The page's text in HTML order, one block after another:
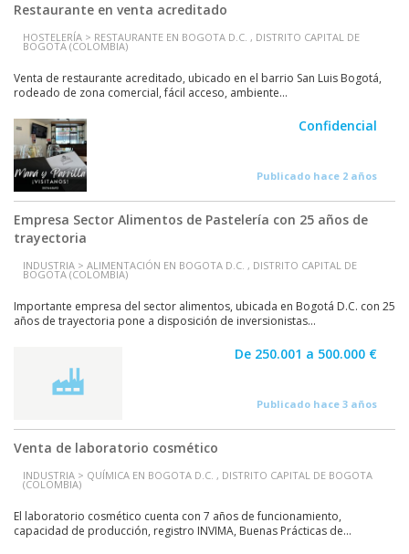
Restaurante en venta acreditado
HOSTELERÍA > RESTAURANTE EN BOGOTA D.C. , DISTRITO CAPITAL DE
BOGOTA (COLOMBIA)
Venta de restaurante acreditado, ubicado en el barrio San Luis Bogotá,
rodeado de zona comercial, fácil acceso, ambiente...
Confidencial
Publicado hace 2 años
Empresa Sector Alimentos de Pastelería con 25 años de
trayectoria
INDUSTRIA > ALIMENTACIÓN EN BOGOTA D.C. , DISTRITO CAPITAL DE
BOGOTA (COLOMBIA)
Importante empresa del sector alimentos, ubicada en Bogotá D.C. con 25
años de trayectoria pone a disposición de inversionistas...
De 250.001 a 500.000 €
Publicado hace 3 años
Venta de laboratorio cosmético
INDUSTRIA > QUÍMICA EN BOGOTA D.C. , DISTRITO CAPITAL DE BOGOTA
(COLOMBIA)
El laboratorio cosmético cuenta con 7 años de funcionamiento,
capacidad de producción, registro INVIMA, Buenas Prácticas de...